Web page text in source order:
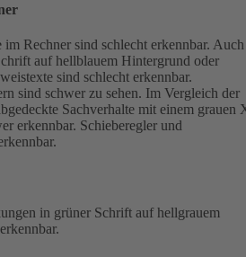
Rechner sind schlecht erkennbar. Auch
auf hellblauem Hintergrund oder
sind schlecht erkennbar.
sind schwer zu sehen. Im Vergleich der
Sachverhalte mit einem grauen
erkennbar. Schieberegler und
in grüner Schrift auf hellgrauem